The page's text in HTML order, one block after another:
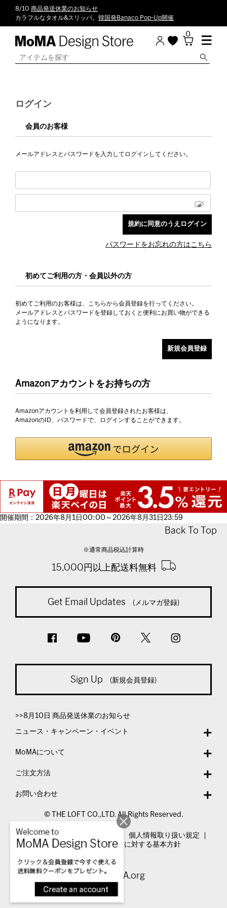
8/10 商品発送休業のお知らせ
カラフルなタオル&スリッパ。 韓国発Banaco Pop-Up開催
0
ログイン
会員のお客様
メールアドレスとパスワードを入力してログインしてください。
パスワードをお忘れの方はこちら
初めてご利用の方・会員以外の方
初めてご利用のお客様は、こちらから会員登録を行ってください。
メールアドレスとパスワードを登録しておくと便利にお買い物ができる
ようになります。
Amazonアカウントをお持ちの方
Amazonアカウントを利用して会員登録されたお客様は、
AmazonのID、パスワードで、ログインすることができます。
開催期間：2026年8月1日00:00～2026年8月31日23:59
Back To Top
※通常商品税込計算時
15,000円以上配送料無料
Get Email Updates (メルマガ登録)
Sign Up (新規会員登録)
>>8月10日 商品発送休業のお知らせ
ニュース・キャンペーン・イベント
MoMAについて
ご注文方法
お問い合わせ
© THE LOFT CO.,LTD. All Rights Reserved.
特定商取引法表示
個人情報取り扱い規定
カスタマーハラスメントに対する基本方針
Visit MoMA.org